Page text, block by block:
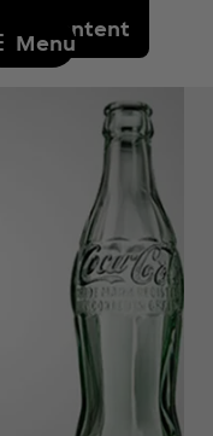
to content
Menu